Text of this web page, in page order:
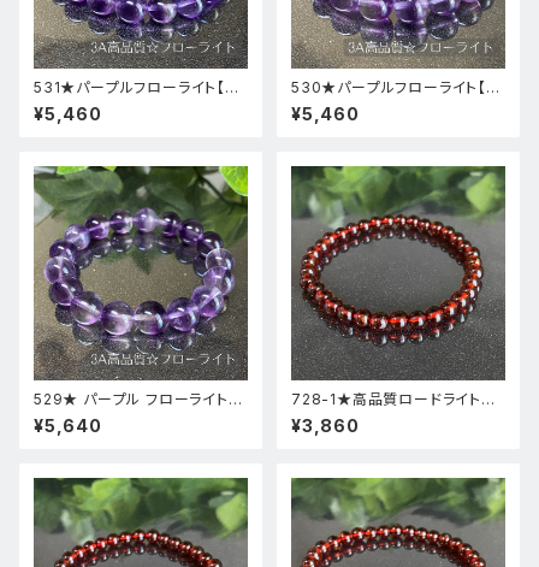
531★パープルフローライト【高
品質・高透明度】天然石パワース
トーンブレスレット新品
¥5,460
530★パープルフローライト【高
品質・高透明度】天然石パワース
トーンブレスレット新品
¥5,460
529★ パープル フローライト【
高品質 ・ 高透明度 】天然石 パ
ワーストーン ブレスレット 新品
¥5,640
728-1★高品質ロードライトガ
ーネット★天然石ブレスレットパ
ワーストーン新品
¥3,860